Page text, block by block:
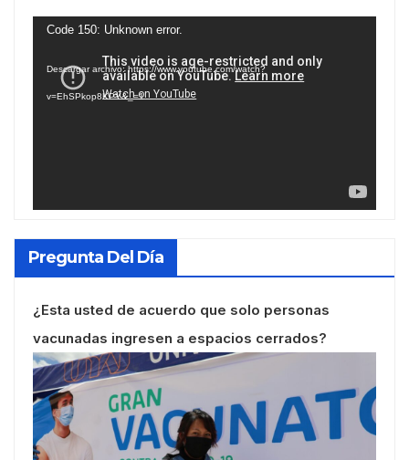
Reproductor
vídeo
Code 150: Unknown error.
Descargar archivo: https://www.youtube.com/watch?
v=EhSPkop8KPY&_=1
Pregunta Del Día
¿Esta usted de acuerdo que solo personas
vacunadas ingresen a espacios cerrados?